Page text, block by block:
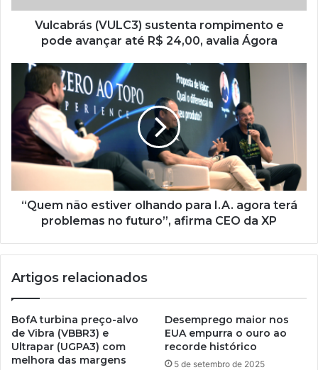
Vulcabrás (VULC3) sustenta rompimento e
pode avançar até R$ 24,00, avalia Ágora
“Quem não estiver olhando para I.A. agora terá
problemas no futuro”, afirma CEO da XP
Artigos relacionados
BofA turbina preço-alvo
de Vibra (VBBR3) e
Ultrapar (UGPA3) com
melhora das margens
Desemprego maior nos
EUA empurra o ouro ao
recorde histórico
5 de setembro de 2025